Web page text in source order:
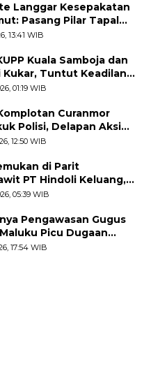
Langgar Kesepakatan
Pasang Pilar Tapal
Libatkan
13:41 WIB
Kuala Samboja dan
Kukar, Tuntut Keadilan
Kerja yang Adil
01:19 WIB
Curanmor
Polisi, Delapan Aksi
Terungkap
12:50 WIB
di Parit
PT Hindoli Keluang,
Kematian
05:39 WIB
Pengawasan Gugus
Picu Dugaan
Nelayan Bale-Bale di
17:54 WIB